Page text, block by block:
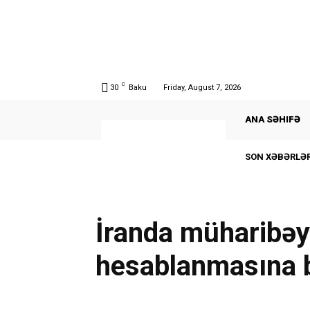
30 C Baku Friday, August 7, 2026
ANA SƏHIFƏ
SON
İranda
hesablanmasına